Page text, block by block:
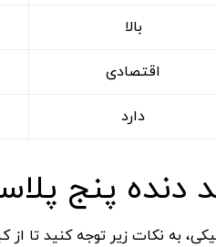
بالا
اقتصادی
دارد
دنده پنج
به نکات زیر توجهکنید تا از